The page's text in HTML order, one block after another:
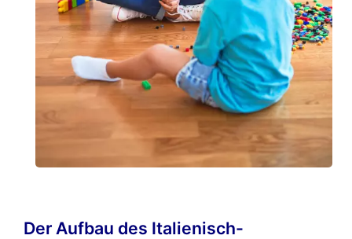
Der Aufbau des Italienisch-